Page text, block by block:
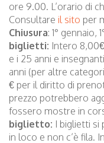
ore 9.00. L’orario di
Consultare il sito per
Chiusura: 1° gennaio,
biglietti: Intero
e i 25 anni e
anni (per altre
€ per il diritto di
prezzo potrebbero
fossero mostre in
biglietto: I biglietti si
in loco e non c’è fila.